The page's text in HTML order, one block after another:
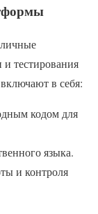
тестирования
в себя:
кодом для
языка.
и контроля